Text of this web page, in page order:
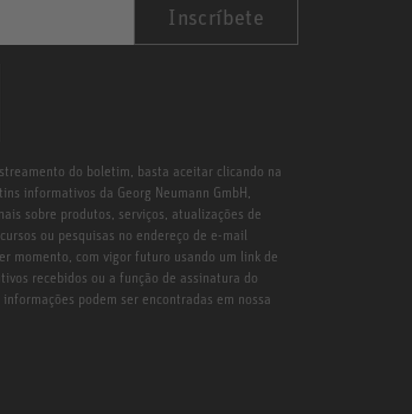
Inscríbete
do boletim, basta aceitar clicando na
informativos da Georg Neumann GmbH,
sobre produtos, serviços, atualizações de
ou pesquisas no endereço de e-mail
momento, com vigor futuro usando um link de
recebidos ou a função de assinatura do
podem ser encontradas em nossa